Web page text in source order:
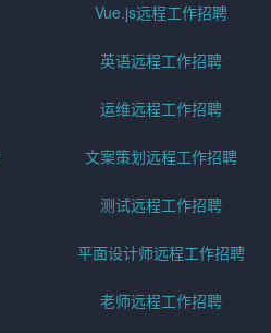
Vue.js远程工作招聘
英语远程工作招聘
运维远程工作招聘
文案策划远程工作招聘
测试远程工作招聘
平面设计师远程工作招聘
老师远程工作招聘